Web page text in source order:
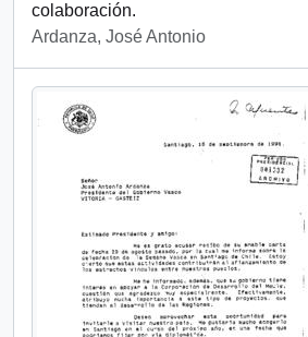
colaboración.
Ardanza, José Antonio